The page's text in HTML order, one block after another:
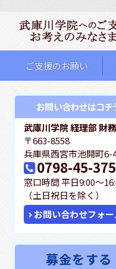
ご支援のお願い
お問い合わせはコチ
武庫川学院 経理部 財
〒663-8558
兵庫県西宮市池開町6-
T
e
l.
0798-45-
窓口時間 平日9:00～
（土日祝日を除く）
お問い合わせフォー
募金をする